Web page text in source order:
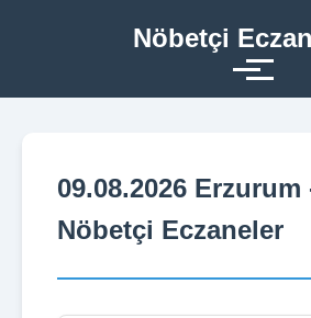
Nöbetçi
09.08.2026 Erzurum
Nöbetçi Eczaneler